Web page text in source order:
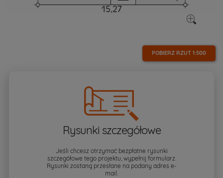
POBIERZ RZUT 1:500
Rysunki szczegółowe
Jeśli chcesz otrzymać bezpłatne rysunki
szczegółowe tego projektu, wypełnij formularz.
Rysunki zostaną przesłane na podany adres e-
mail.